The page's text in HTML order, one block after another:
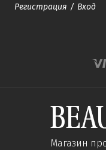
Регистрация / Вход
Магазин